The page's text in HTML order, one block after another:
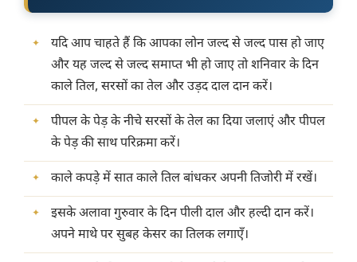
यदि आप चाहते हैं कि आपका लोन जल्द से जल्द पास हो जाए
और यह जल्द से जल्द समाप्त भी हो जाए तो शनिवार के दिन
काले तिल, सरसों का तेल और उड़द दाल दान करें।
पीपल के पेड़ के नीचे सरसों के तेल का दिया जलाएं और पीपल
के पेड़ की साथ परिक्रमा करें।
काले कपड़े में सात काले तिल बांधकर अपनी तिजोरी में रखें।
इसके अलावा गुरुवार के दिन पीली दाल और हल्दी दान करें।
अपने माथे पर सुबह केसर का तिलक लगाएँ।